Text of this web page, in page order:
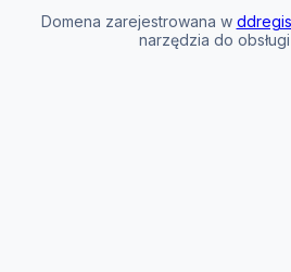
Domena zarejestrowana w
narzędzia do